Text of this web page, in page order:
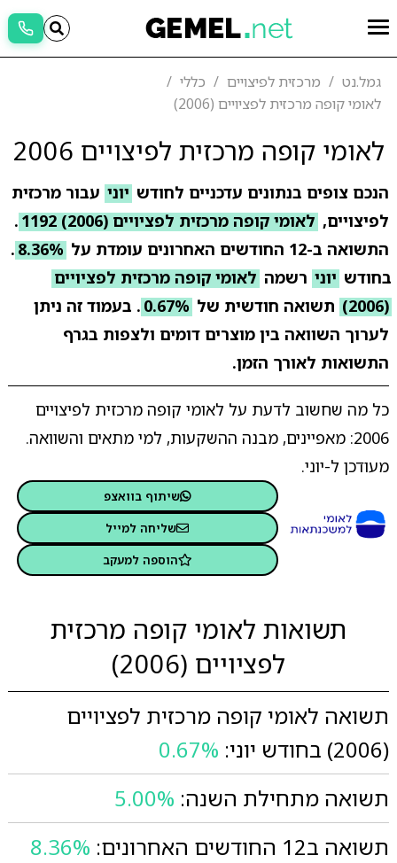
גמל.נט מרכזית לפיצויים
כללי
לאומי קופה מרכזית לפציויים (2006)
לאומי קופה מרכזית לפיצויים 2006
הנכם צופים בנתונים עדכניים לחודש יוני עבור מרכזית
לפיצויים, לאומי קופה מרכזית לפציויים (2006) 1192
.
התשואה ב-12 החודשים האחרונים עומדת על
8.36%
.
בחודש יוני רשמה לאומי קופה מרכזית לפציויים
(2006)
תשואה חודשית של 0.67% . בעמוד זה ניתן
לערוך השוואה בין מוצרים דומים ולצפות בגרף
התשואות לאורך הזמן.
כל מה שחשוב לדעת על לאומי קופה מרכזית לפיצויים
2006: מאפיינים, מבנה ההשקעות, למי מתאים והשוואה.
מעודכן ל-יוני.
שיתוף בוואצפ
שליחה למייל
הוספה למעקב
תשואות לאומי קופה מרכזית
לפציויים (2006)
תשואה לאומי קופה מרכזית לפציויים
(2006) בחודש יוני:
0.67%
תשואה מתחילת השנה: 5.00%
תשואה ב12 החודשים האחרונים:
8.36%